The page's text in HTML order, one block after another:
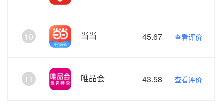
10 当当 45.67 查看评价
11 唯品会 43.58 查看评价